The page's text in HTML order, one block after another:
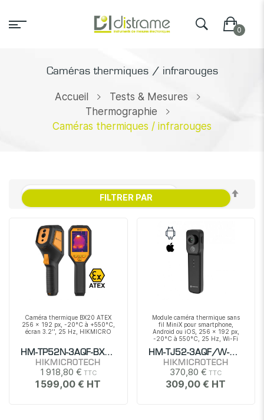
Caméras thermiques / infrarouges
Accueil
Tests & Mesures
Thermographie
Caméras thermiques / infrarouges
Caméra thermique BX20 ATEX
256 x 192 px, -20°C à +550°C,
écran 3.2'', 25 Hz, HIKMICRO
HM-TP52N-3AQF-BX20
HIKMICROTECH
1 918,80 €
1 599,00 €
Module caméra thermique sans
fil MiniX pour smartphone,
Android ou iOS, 256 x 192 px,
-20°C à 550°C, 25 Hz, Wi-Fi
HM-TJ52-3AQF/W-MINI
HIKMICROTECH
370,80 €
309,00 €
FILTRER PAR